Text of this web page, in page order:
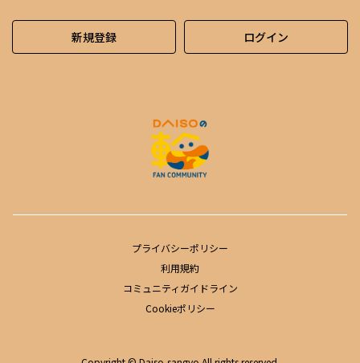
新規登録 ログイン
プライバシーポリシー
利用規約
コミュニティガイドライン
Cookieポリシー